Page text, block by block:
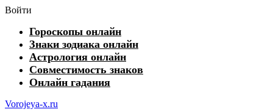
Войти
Гороскопы онлайн
Знаки зодиака онлайн
Астрология онлайн
Совместимость знаков
Онлайн гадания
Vorojeya-x.ru